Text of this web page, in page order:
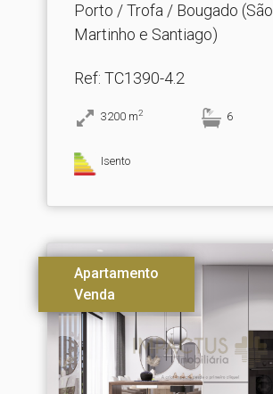
Porto / Trofa / Bougado (São
Martinho e Santiago)
Ref: TC1390-4.2
3200 m2 6
Isento
Apartamento
Venda